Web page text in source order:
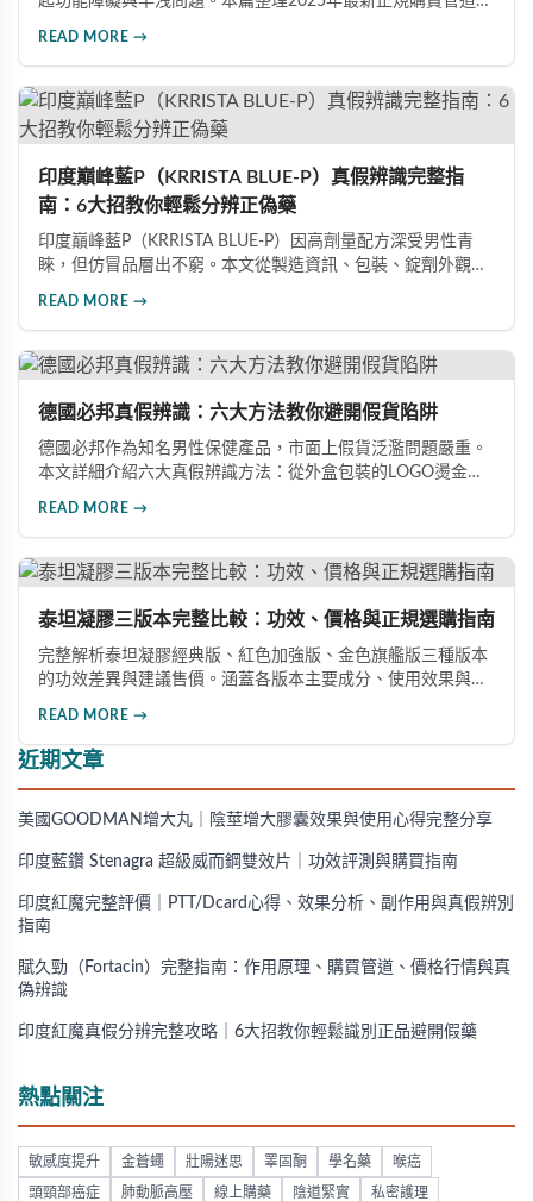
READ MORE →
印度巔峰藍P（KRRISTA BLUE-P）真假辨識完整指
南：6大招教你輕鬆分辨正偽藥
印度巔峰藍P（KRRISTA BLUE-P）因高劑量配方深受男性青
睞，但仿冒品層出不窮。本文從製造資訊、包裝、錠劑外觀、
READ MORE →
德國必邦真假辨識：六大方法教你避開假貨陷阱
德國必邦作為知名男性保健產品，市面上假貨泛濫問題嚴重。
本文詳細介紹六大真假辨識方法：從外盒包裝的LOGO燙金工
產品。
READ MORE →
泰坦凝膠三版本完整比較：功效、價格與正規選購指南
完整解析泰坦凝膠經典版、紅色加強版、金色旗艦版三種版本
的功效差異與建議售價。涵蓋各版本主要成分、使用效果與適
READ MORE →
近期文章
美國GOODMAN增大丸｜陰莖增大膠囊效果與使用心得完整分享
印度藍鑽 Stenagra 超級威而鋼雙效片｜功效評測與購買指南
印度紅魔完整評價｜PTT/Dcard心得、效果分析、副作用與真假辨別
指南
賦久勁（Fortacin）完整指南：作用原理、購買管道、價格行情與真
偽辨識
印度紅魔真假分辨完整攻略｜6大招教你輕鬆識別正品避開假藥
熱點關注
敏感度提升 金蒼蠅 壯陽迷思 睪固酮 學名藥 喉癌
頭頸部癌症 肺動脈高壓 線上購藥 陰道緊實 私密護理